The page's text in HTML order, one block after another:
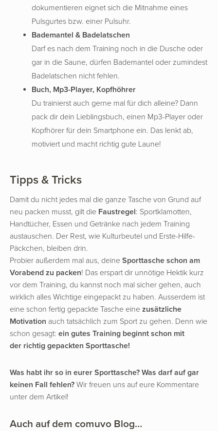
dokumentieren eignet sich die Mitnahme eines
Pulsgurtes bzw. einer Pulsuhr.
Bademantel & Badelatschen
Darf es nach dem Training noch in die Dusche oder
gar in die Saune, dürfen Bademantel oder zumindest
Badelatschen nicht fehlen.
Buch, Mp3-Player, Kopfhöhrer
Du trainierst auch gerne mal für dich alleine? Dann
pack dir dein Lieblingsbuch, einen Mp3-Player oder
Kopfhörer für dein Smartphone ein. Das lenkt ab,
motiviert und macht richtig gute Laune!
Tipps & Tricks
Damit du nicht jedes mal die ganze Tasche von Grund auf
neu packen musst, gilt die Faustregel: Sportklamotten,
Handtücher, Essen und Getränke nach jedem Training
austauschen. Der Rest, wie Kulturbeutel und Erste-Hilfe-
Päckchen, bleiben drin.
Probier außerdem mal aus, deine Sporttasche schon am
Vorabend zu packen! Das erspart dir unnötige Hektik kurz
vor dem Training, du kannst noch mal sicher gehen, auch
wirklich alles Wichtige eingepackt zu haben. Ausserdem ist
eine schon fertig gepackte Tasche eine zusätzliche
Motivation auch tatsächlich zum Sport zu gehen. Denn wie
schon gesagt: ein gutes Training beginnt schon mit
der richtig gepackten Sporttasche!
Was habt ihr so in eurer Sporttasche? Was darf auf gar
keinen Fall fehlen? Wir freuen uns auf eure Kommentare
unter dem Artikel!
Auch auf dem comuvo Blog…